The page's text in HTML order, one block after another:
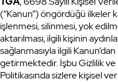
(“Kanun”) öngördüğü ilkeler
işlenmesi, silinmesi, yok
aktarılması, ilgili kişinin
sağlanmasıyla ilgili
getirmektedir. İşbu Gizlilik ve
Politikasında sizlere kişisel